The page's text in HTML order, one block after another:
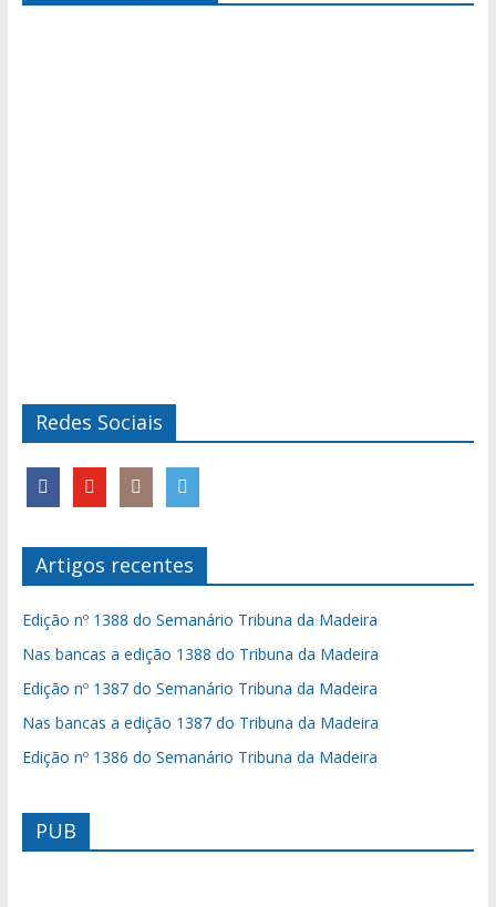
Redes Sociais
Artigos recentes
Edição nº 1388 do Semanário Tribuna da Madeira
Nas bancas a edição 1388 do Tribuna da Madeira
Edição nº 1387 do Semanário Tribuna da Madeira
Nas bancas a edição 1387 do Tribuna da Madeira
Edição nº 1386 do Semanário Tribuna da Madeira
PUB